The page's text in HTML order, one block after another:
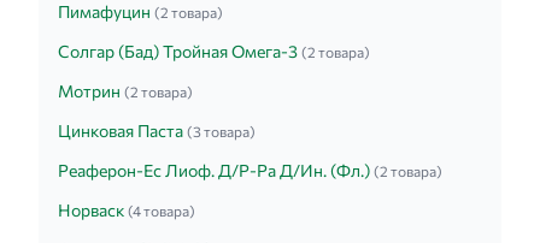
Пимафуцин (2 товара)
Солгар (Бад) Тройная Омега-3 (2 товара)
Мотрин (2 товара)
Цинковая Паста (3 товара)
Реаферон-Ес Лиоф. Д/Р-Ра Д/Ин. (Фл.) (2 товара)
Норваск (4 товара)